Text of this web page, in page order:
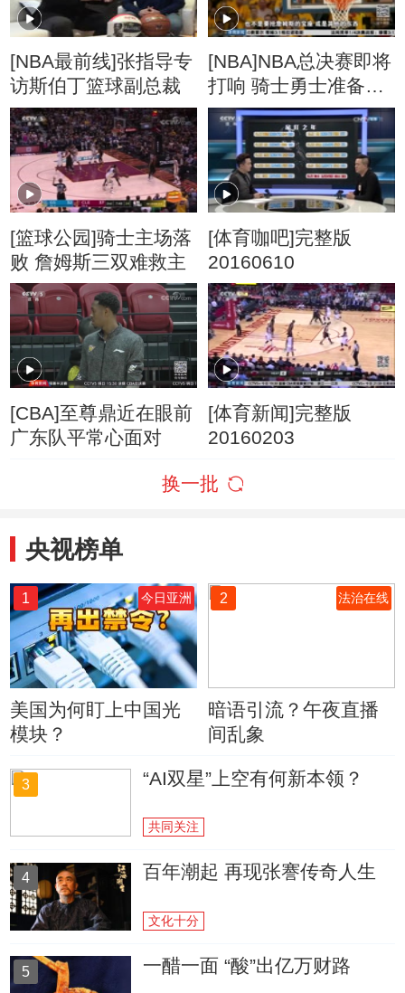
[NBA最前线]张指导专
访斯伯丁篮球副总裁
[NBA]NBA总决赛即将
打响 骑士勇士准备就
绪
[篮球公园]骑士主场落
败 詹姆斯三双难救主
[体育咖吧]完整版
20160610
[CBA]至尊鼎近在眼前
广东队平常心面对
[体育新闻]完整版
20160203
换一批
央视榜单
1 今日亚洲
美国为何盯上中国光
模块？
2 法治在线
暗语引流？午夜直播
间乱象
3 “AI双星”上空有何新本领？
共同关注
4 百年潮起 再现张謇传奇人生
文化十分
5 一醋一面 “酸”出亿万财路